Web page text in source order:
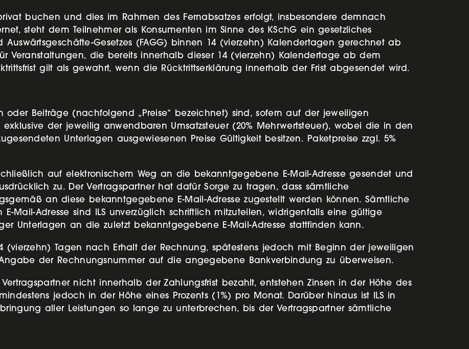
buchen und dies im Rahmen des Fernabsatzes erfolgt, insbesondere demnach
steht dem Teilnehmer als Konsumenten im Sinne des KSchG ein gesetzliches
Auswärtsgeschäfte-Gesetzes (FAGG) binnen 14 (vierzehn) Kalendertagen gerechnet ab
Veranstaltungen, die bereits innerhalb dieser 14 (vierzehn) Kalendertage ab dem
gilt als gewahrt, wenn die Rücktrittserklärung innerhalb der Frist abgesendet wird.
Beiträge (nachfolgend „Preise“ bezeichnet) sind, sofern auf der jeweiligen
der jeweilig anwendbaren Umsatzsteuer (20% Mehrwertsteuer), wobei die in den
Unterlagen ausgewiesenen Preise Gültigkeit besitzen. Paketpreise zzgl. 5%
auf elektronischem Weg an die bekanntgegebene E-Mail-Adresse gesendet und
zu. Der Vertragspartner hat dafür Sorge zu tragen, dass sämtliche
an diese bekanntgegebene E-Mail-Adresse zugestellt werden können. Sämtliche
Mail-Adresse sind ILS unverzüglich schriftlich mitzuteilen, widrigenfalls eine gültige
Unterlagen an die zuletzt bekanntgegebene E-Mail-Adresse stattfinden kann.
(vierzehn) Tagen nach Erhalt der Rechnung, spätestens jedoch mit Beginn der jeweiligen
der Rechnungsnummer auf die angegebene Bankverbindung zu überweisen.
nicht innerhalb der Zahlungsfrist bezahlt, entstehen Zinsen in der Höhe des
jedoch in der Höhe eines Prozents (1%) pro Monat. Darüber hinaus ist ILS in
aller Leistungen so lange zu unterbrechen, bis der Vertragspartner sämtliche